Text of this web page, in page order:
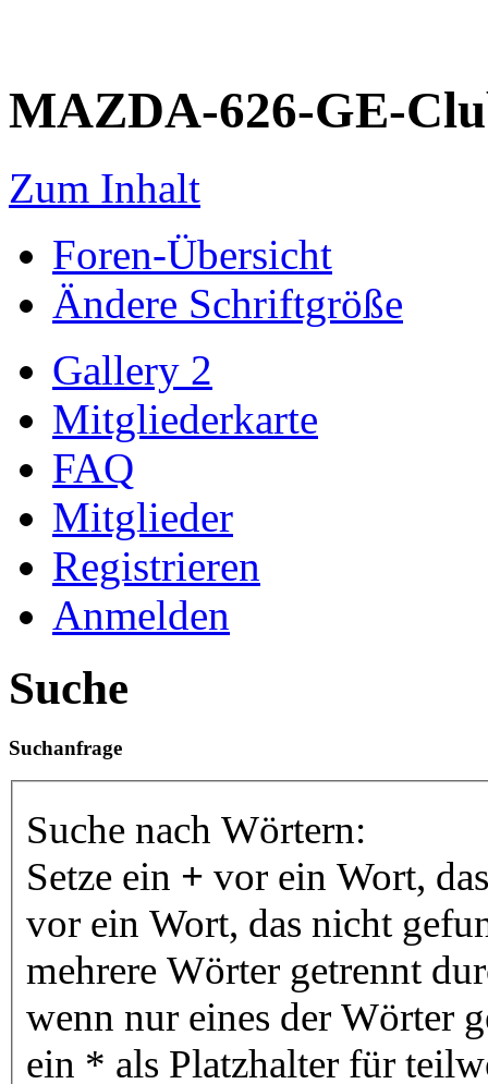
MAZDA-626-GE-
Zum Inhalt
Foren-Übersicht
Ändere Schriftgröße
Gallery 2
Mitgliederkarte
FAQ
Mitglieder
Registrieren
Anmelden
Suche
Suchanfrage
Suche nach Wörtern:
Setze ein + vor ein Wort,
vor ein Wort, das nicht
mehrere Wörter getrennt
wenn nur eines der Wörter
ein * als Platzhalter für